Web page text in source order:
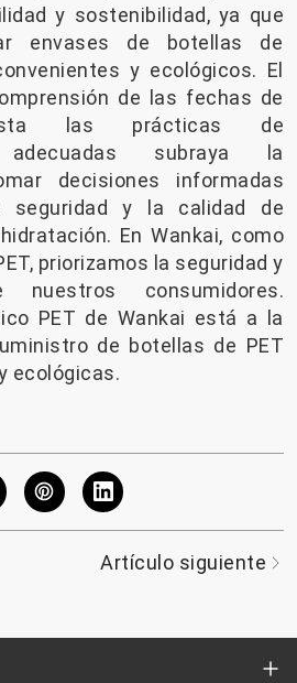
y sostenibilidad, ya que
envases de botellas de
y ecológicos. El
de las fechas de
las prácticas de
adecuadas subraya la
decisiones informadas
seguridad y la calidad de
En Wankai, como
priorizamos la seguridad y
consumidores.
PET de Wankai está a la
de botellas de PET
ecológicas.
Artículo siguiente